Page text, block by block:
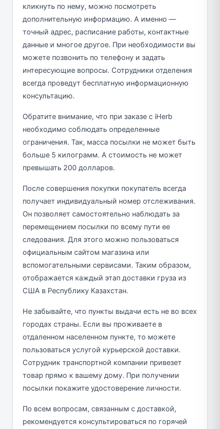
кликнуть по нему, можно посмотреть
дополнительную информацию. А именно —
точный адрес, расписание работы, контактные
данные и многое другое. При необходимости вы
можете позвонить по телефону и задать
интересующие вопросы. Сотрудники отделения
всегда проведут бесплатную информационную
консультацию.
Обратите внимание, что при заказе с iHerb
необходимо соблюдать определенные
ограничения. Так, масса посылки не может быть
больше 5 килограмм. А стоимость не может
превышать 200 долларов.
После совершения покупки покупатель всегда
получает индивидуальный номер отслеживания.
Он позволяет самостоятельно наблюдать за
перемещением посылки по всему пути ее
следования. Для этого можно пользоваться
официальным сайтом магазина или
вспомогательными сервисами. Таким образом,
отображается каждый этап доставки груза из
США в Республику Казахстан.
Не забывайте, что пункты выдачи есть не во всех
городах страны. Если вы проживаете в
отдаленном населенном пункте, то можете
пользоваться услугой курьерской доставки.
Сотрудник транспортной компании привезет
товар прямо к вашему дому. При получении
посылки покажите удостоверение личности.
По всем вопросам, связанным с доставкой,
рекомендуется консультироваться по горячей